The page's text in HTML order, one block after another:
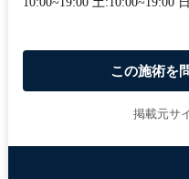
この施術を
掲載元サ